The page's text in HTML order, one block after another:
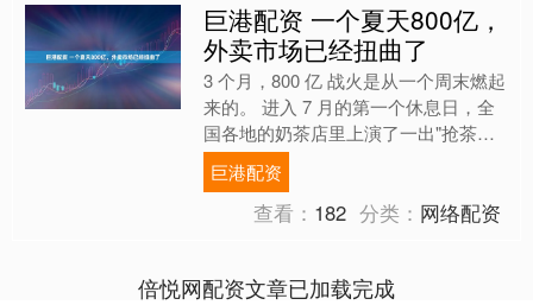
巨港配资 一个夏天800亿，
外卖市场已经扭曲了
3 个月，800 亿 战火是从一个周末燃起
来的。 进入 7 月的第一个休息日，全
国各地的奶茶店里上演了一出"抢茶大
战"——"抢到什么算什么""骑手自己上
阵打包奶....
巨港配资
查看： 182 分类： 网络配资
倍悦网配资文章已加载完成